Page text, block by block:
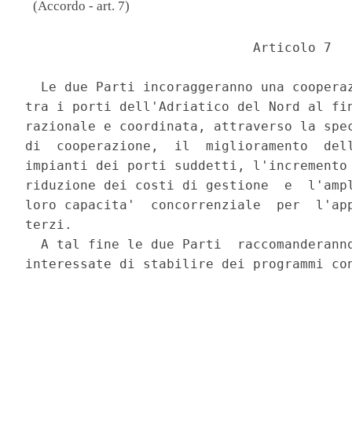
(Accordo - art. 7)
                             Articolo 7
Le due Parti incoraggeranno una
tra i porti dell'Adriatico del Nord al
razionale e coordinata, attraverso la
di  cooperazione,  il  miglioramento
impianti dei porti suddetti,
riduzione dei costi di gestione  e
loro capacita'  concorrenziale  per
terzi.
A tal fine le due Parti
interessate di stabilire dei programmi